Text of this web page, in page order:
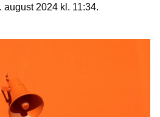
august 2024 kl. 11:34.